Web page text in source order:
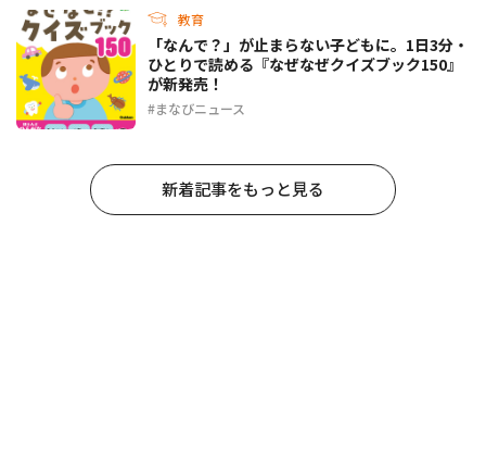
教育
「なんで？」が止まらない子どもに。1日3分・
ひとりで読める『なぜなぜクイズブック150』
が新発売！
まなびニュース
新着記事をもっと見る